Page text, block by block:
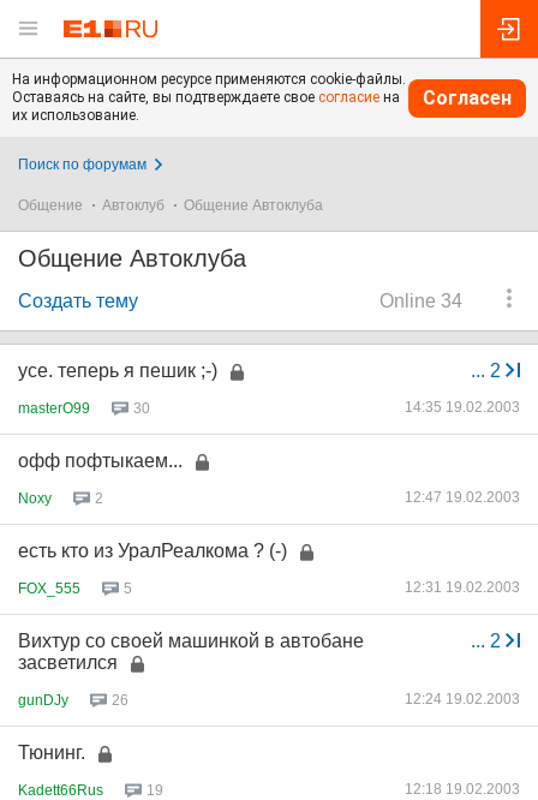
На информационном ресурсе применяются cookie-файлы.
Оставаясь на сайте, вы подтверждаете свое согласие на
их использование.
Согласен
Поиск по форумам
Общение Автоклуб Общение Автоклуба
Общение Автоклуба
Online 34
Создать тему
... 2
усе. теперь я пешик ;-)
masterO99 30 14:35 19.02.2003
офф пофтыкаем...
Noxy 2 12:47 19.02.2003
есть кто из УралРеалкома ? (-)
FOX_555 5 12:31 19.02.2003
... 2
Вихтур со своей машинкой в автобане
засветился
gunDJy 26 12:24 19.02.2003
Тюнинг.
Kadett66Rus 19 12:18 19.02.2003